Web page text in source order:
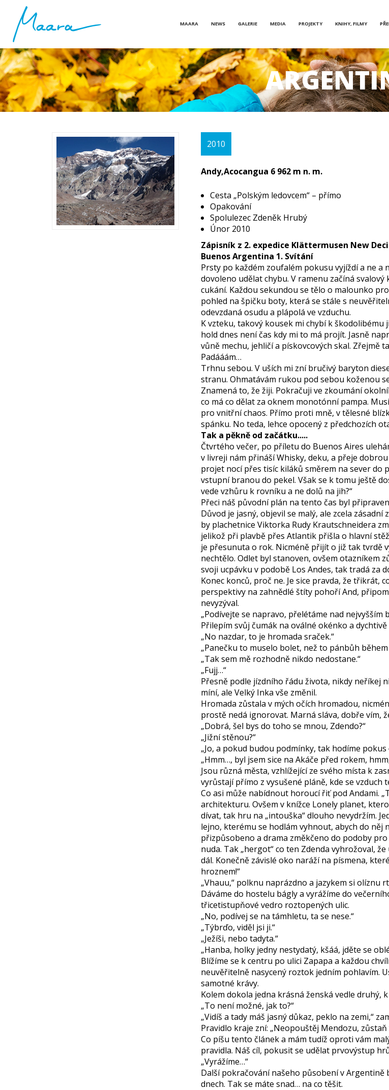
MAARA NEWS GALERIE MEDIA PROJEKTY KNIHY, FILMY
2010
Andy,Acocangua 6 962 m n. m.
Cesta „Polským ledovcem“ – přímo
Opakování
Spolulezec Zdeněk Hrubý
Únor 2010
Zápisník z 2. expedice Klättermusen New
Buenos Argentina 1. Svítání
Prsty po každém zoufalém pokusu vyjíždí a ne
dovoleno udělat chybu. V ramenu začíná
cukání. Každou sekundou se tělo o malounko
pohled na špičku boty, která se stále s
odevzdaná osudu a plápolá ve vzduchu.
K vzteku, takový kousek mi chybí k
hold dnes není čas kdy mi to má projít. Jasně
vůně mechu, jehličí a pískovcových skal. Zřejmě
Padááám…
Trhnu sebou. V uších mi zní bručivý baryton
stranu. Ohmatávám rukou pod sebou koženou
Znamená to, že žiji. Pokračuji ve zkoumání
co má co dělat za oknem monotónní pampa.
pro vnitřní chaos. Přímo proti mně, v tělesné
spánku. No teda, lehce opocený z předchozích
Tak a pěkně od začátku.....
Čtvrtého večer, po příletu do Buenos Aires
v livreji nám přináší Whisky, deku, a přeje
projet nocí přes tisíc kiláků směrem na sever do
vstupní branou do pekel. Však se k tomu ještě
vede vzhůru k rovníku a ne dolů na jih?“
Přeci náš původní plán na tento čas byl
Důvod je jasný, objevil se malý, ale zcela
by plachetnice Viktorka Rudy Krautschneidera
jelikož při plavbě přes Atlantik přišla o hlavní
je přesunuta o rok. Nicméně přijít o již tak tvrdě
nechtělo. Odlet byl stanoven, ovšem otazníkem
svoji ucpávku v podobě Los Andes, tak tradá za
Konec konců, proč ne. Je sice pravda, že třikrát,
perspektivy na zahnědlé štíty pohoří And,
nevyzýval.
„Podívejte se napravo, přelétáme nad
Přilepím svůj čumák na oválné okénko a
„No nazdar, to je hromada sraček.“
„Panečku to muselo bolet, než to pánbůh
„Tak sem mě rozhodně nikdo nedostane.“
„Fujj…“
Přesně podle jízdního řádu života, nikdy neříkej
míní, ale Velký Inka vše změnil.
Hromada zůstala v mých očích hromadou,
prostě nedá ignorovat. Marná sláva, dobře vím,
„Dobrá, šel bys do toho se mnou, Zdendo?“
„Jižní stěnou?“
„Jo, a pokud budou podmínky, tak hodíme pokus
„Hmm…, byl jsem sice na Akáče před rokem,
Jsou různá města, vzhlížející ze svého místa k
vyrůstají přímo z vysušené pláně, kde se
Co asi může nabídnout horoucí řiť pod Andami.
architekturu. Ovšem v knížce Lonely planet,
dívat, tak hru na „intouška“ dlouho nevydržím.
lejno, kterému se hodlám vyhnout, abych do
přizpůsobeno a drama změkčeno do podoby
nuda. Tak „hergot“ co ten Zdenda vyhrožoval,
dál. Konečně závislé oko naráží na písmena,
hroznem!“
„Vhauu,“ polknu naprázdno a jazykem si olíznu
Dáváme do hostelu bágly a vyrážíme do
třicetistupňové vedro roztopených ulic.
„No, podívej se na támhletu, ta se nese.“
„Týbrďo, viděl jsi ji.“
„Ježíši, nebo tadyta.“
„Hanba, holky jedny nestydatý, kšáá, jděte se
Blížíme se k centru po ulici Zapapa a každou
neuvěřitelně nasycený roztok jedním pohlavím.
samotné krávy.
Kolem dokola jedna krásná ženská vedle druhý,
„To není možné, jak to?“
„Vidíš a tady máš jasný důkaz, peklo na zemi,“
Pravidlo kraje zní: „Neopouštěj Mendozu,
Co píšu tento článek a mám tudíž oproti vám
pravidla. Náš cíl, pokusit se udělat prvovýstup
„Vyrážíme…“
Další pokračování našeho působení v Argentině
dnech. Tak se máte snad… na co těšit.